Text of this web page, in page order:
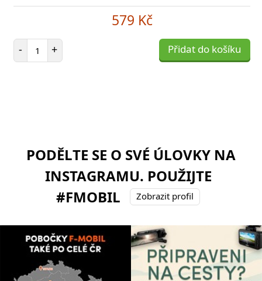
579 Kč
- Počet položek
+ Přidat do košíku
PODĚLTE SE O SVÉ ÚLOVKY NA
INSTAGRAMU. POUŽIJTE
#FMOBIL
Zobrazit profil